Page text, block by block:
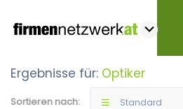
Ergebnisse für: Optiker
Sortieren nach: Standard